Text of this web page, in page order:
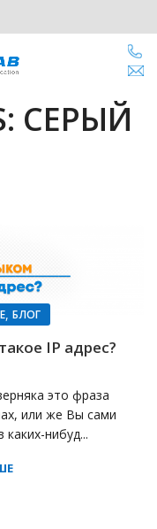
СЕРЫЙ
,БЛОГ
IP адрес?
это фраза
или же Вы сами
нибуд...